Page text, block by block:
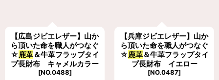
【広島ジビエレザー】山か
ら頂いた命を職人がつなぐ
☆鹿革＆牛革フラップタイ
プ長財布 キャメルカラー
[NO.0488]
【兵庫ジビエレザー】山か
ら頂いた命を職人がつなぐ
☆鹿革＆牛革フラップタイ
プ長財布 イエロー
[NO.0487]